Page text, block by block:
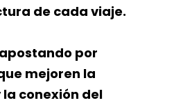
de cada viaje.
por
mejoren la
conexión del